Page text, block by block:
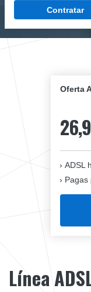
Contratar
Oferta
ADSL
Pagas
Línea